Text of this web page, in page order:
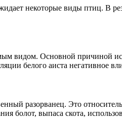
некоторые виды птиц. В
видом. Основной причиной
белого аиста негативное
разорванец. Это
болот, выпаса скота,